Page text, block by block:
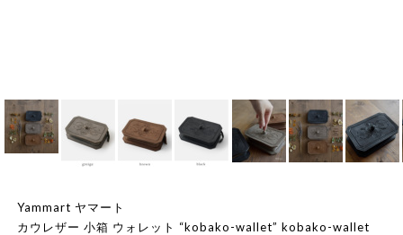
Yammart ヤマート
カウレザー 小箱 ウォレット “kobako-wallet” kobako-wallet